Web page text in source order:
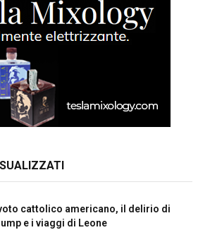
voto cattolico americano, il delirio di
e i viaggi di Leone